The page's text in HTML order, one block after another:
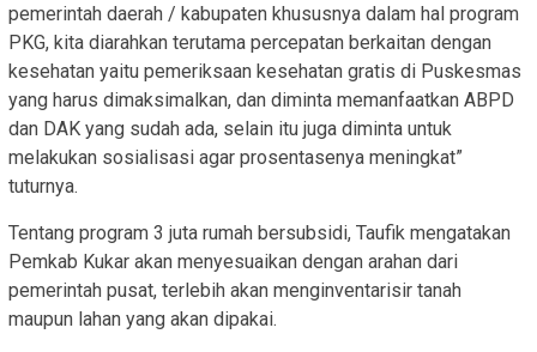
pemerintah daerah / kabupaten khususnya dalam hal program
PKG, kita diarahkan terutama percepatan berkaitan dengan
kesehatan yaitu pemeriksaan kesehatan gratis di Puskesmas
yang harus dimaksimalkan, dan diminta memanfaatkan ABPD
dan DAK yang sudah ada, selain itu juga diminta untuk
melakukan sosialisasi agar prosentasenya meningkat”
tuturnya.
Tentang program 3 juta rumah bersubsidi, Taufik mengatakan
Pemkab Kukar akan menyesuaikan dengan arahan dari
pemerintah pusat, terlebih akan menginventarisir tanah
maupun lahan yang akan dipakai.